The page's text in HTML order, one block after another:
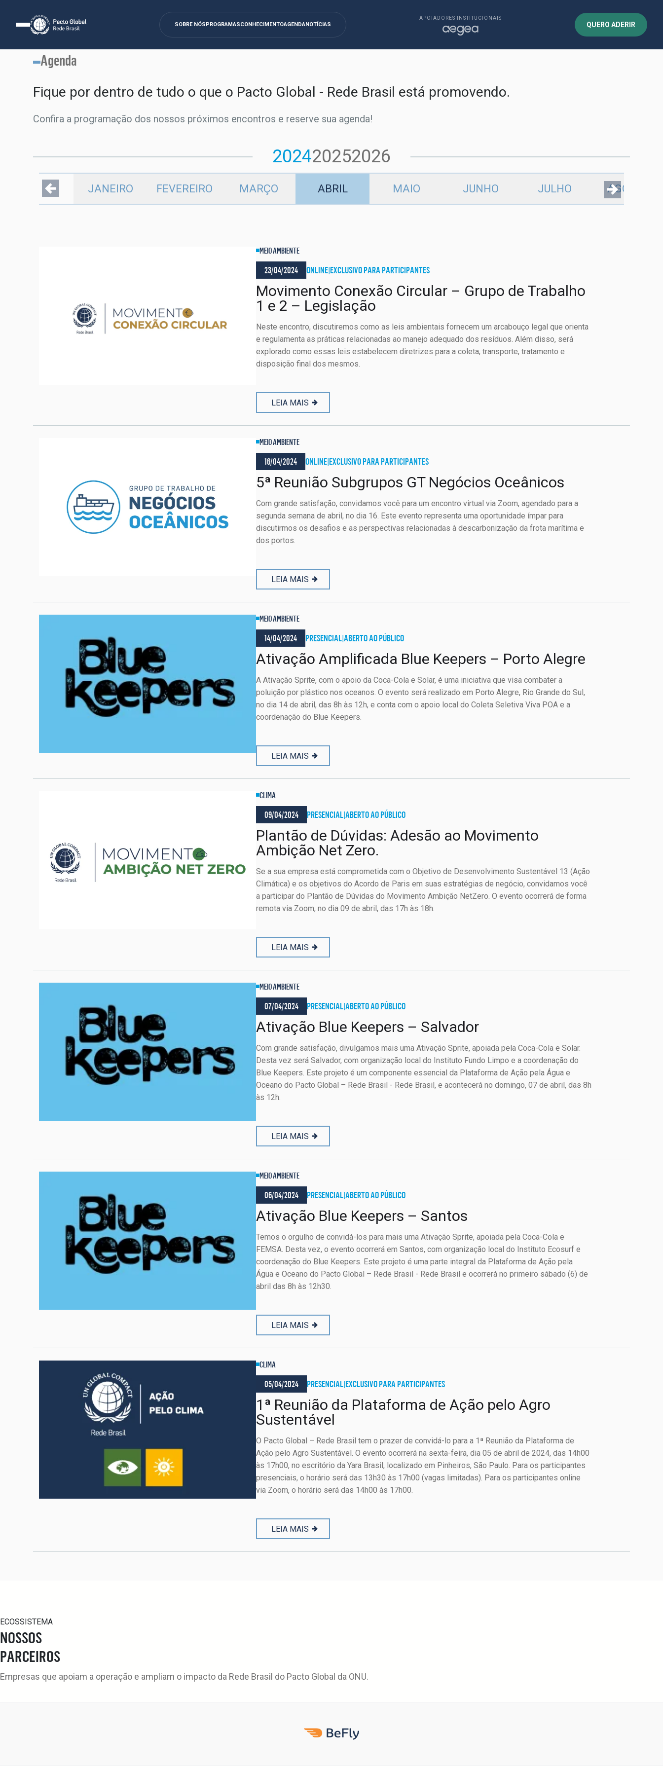
SOBRE NÓSPROGRAMASCONHECIMENTOAGENDANOTÍCIAS
APOIADORES INSTITUCIONAIS
QUERO ADERIR
Agenda
Fique por dentro de tudo o que o Pacto Global - Rede Brasil está promovendo.
Confira a programação dos nossos próximos encontros e reserve sua agenda!
202420252026
JANEIRO FEVEREIRO MARÇO ABRIL MAIO JUNHO JULHO AGOSTO
MEIO AMBIENTE
23/04/2024 ONLINE|EXCLUSIVO PARA PARTICIPANTES
Movimento Conexão Circular – Grupo de Trabalho
1 e 2 – Legislação
Neste encontro, discutiremos como as leis ambientais fornecem um arcabouço legal que orienta
e regulamenta as práticas relacionadas ao manejo adequado dos resíduos. Além disso, será
explorado como essas leis estabelecem diretrizes para a coleta, transporte, tratamento e
disposição final dos mesmos.
LEIA MAIS
MEIO AMBIENTE
16/04/2024 ONLINE|EXCLUSIVO PARA PARTICIPANTES
5ª Reunião Subgrupos GT Negócios Oceânicos
Com grande satisfação, convidamos você para um encontro virtual via Zoom, agendado para a
segunda semana de abril, no dia 16. Este evento representa uma oportunidade ímpar para
discutirmos os desafios e as perspectivas relacionadas à descarbonização da frota marítima e
dos portos.
LEIA MAIS
MEIO AMBIENTE
14/04/2024 PRESENCIAL|ABERTO AO PÚBLICO
Ativação Amplificada Blue Keepers – Porto Alegre
A Ativação Sprite, com o apoio da Coca-Cola e Solar, é uma iniciativa que visa combater a
poluição por plástico nos oceanos. O evento será realizado em Porto Alegre, Rio Grande do Sul,
no dia 14 de abril, das 8h às 12h, e conta com o apoio local do Coleta Seletiva Viva POA e a
coordenação do Blue Keepers.
LEIA MAIS
CLIMA
09/04/2024 PRESENCIAL|ABERTO AO PÚBLICO
Plantão de Dúvidas: Adesão ao Movimento
Ambição Net Zero.
Se a sua empresa está comprometida com o Objetivo de Desenvolvimento Sustentável 13 (Ação
Climática) e os objetivos do Acordo de Paris em suas estratégias de negócio, convidamos você
a participar do Plantão de Dúvidas do Movimento Ambição NetZero. O evento ocorrerá de forma
remota via Zoom, no dia 09 de abril, das 17h às 18h.
LEIA MAIS
MEIO AMBIENTE
07/04/2024 PRESENCIAL|ABERTO AO PÚBLICO
Ativação Blue Keepers – Salvador
Com grande satisfação, divulgamos mais uma Ativação Sprite, apoiada pela Coca-Cola e Solar.
Desta vez será Salvador, com organização local do Instituto Fundo Limpo e a coordenação do
Blue Keepers. Este projeto é um componente essencial da Plataforma de Ação pela Água e
Oceano do Pacto Global – Rede Brasil - Rede Brasil, e acontecerá no domingo, 07 de abril, das 8h
às 12h.
LEIA MAIS
MEIO AMBIENTE
06/04/2024 PRESENCIAL|ABERTO AO PÚBLICO
Ativação Blue Keepers – Santos
Temos o orgulho de convidá-los para mais uma Ativação Sprite, apoiada pela Coca-Cola e
FEMSA. Desta vez, o evento ocorrerá em Santos, com organização local do Instituto Ecosurf e
coordenação do Blue Keepers. Este projeto é uma parte integral da Plataforma de Ação pela
Água e Oceano do Pacto Global – Rede Brasil - Rede Brasil e ocorrerá no primeiro sábado (6) de
abril das 8h às 12h30.
LEIA MAIS
CLIMA
05/04/2024 PRESENCIAL|EXCLUSIVO PARA PARTICIPANTES
1ª Reunião da Plataforma de Ação pelo Agro
Sustentável
O Pacto Global – Rede Brasil tem o prazer de convidá-lo para a 1ª Reunião da Plataforma de
Ação pelo Agro Sustentável. O evento ocorrerá na sexta-feira, dia 05 de abril de 2024, das 14h00
às 17h00, no escritório da Yara Brasil, localizado em Pinheiros, São Paulo. Para os participantes
presenciais, o horário será das 13h30 às 17h00 (vagas limitadas). Para os participantes online
via Zoom, o horário será das 14h00 às 17h00.
LEIA MAIS
ECOSSISTEMA
NOSSOS
PARCEIROS
Empresas que apoiam a operação e ampliam o impacto da Rede Brasil do Pacto Global da ONU.